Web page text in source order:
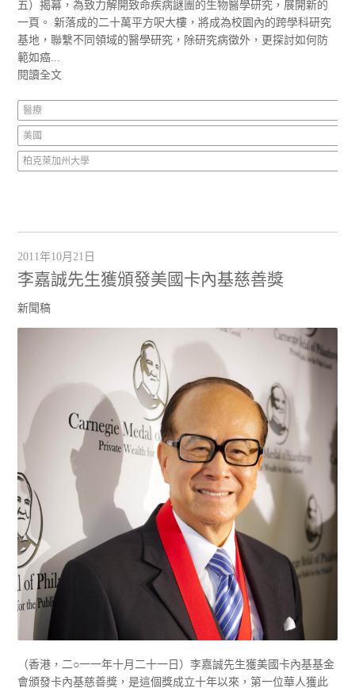
五）揭幕，為致力解開致命疾病謎團的生物醫學研究，展開新的
一頁。 新落成的二十萬平方呎大樓，將成為校園內的跨學科研究
基地，聯繫不同領域的醫學研究，除研究病徵外，更探討如何防
範如癌...
閱讀全文
醫療
美國
柏克萊加州大學
2011年10月21日
李嘉誠先生獲頒發美國卡內基慈善獎
新聞稿
（香港，二○一一年十月二十一日）李嘉誠先生獲美國卡內基基金
會頒發卡內基慈善獎，是這個獎成立十年以來，第一位華人獲此